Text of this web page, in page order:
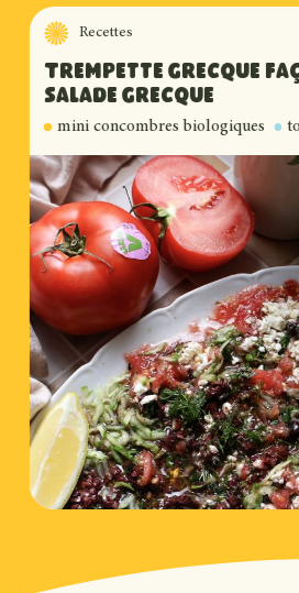
Accompagner des
croustillantes
Recettes
Trempette grecque
salade grecque
mini concombres biologiques